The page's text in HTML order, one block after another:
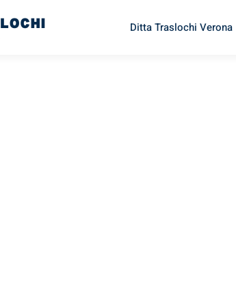
Ditta Traslochi Verona